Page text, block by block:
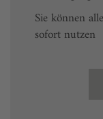
Sie können
sofort nutzen